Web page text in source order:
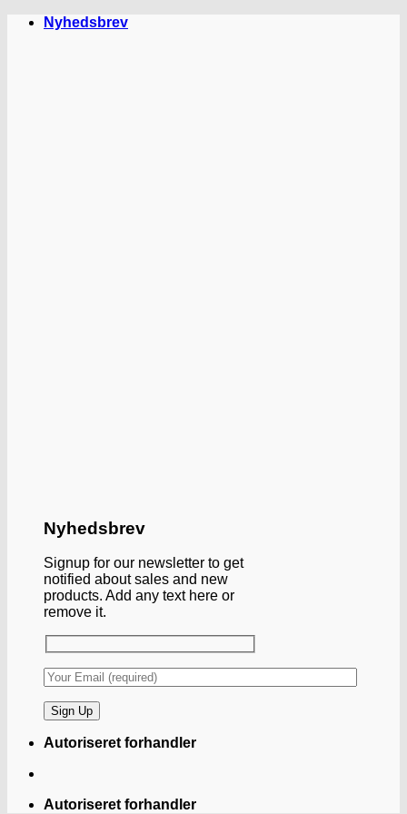
FortsætNyhedsbrev
Nyhedsbrev
Signup for our newsletter to get
notified about sales and new
products. Add any text here or
remove it.
Autoriseret forhandler
Autoriseret forhandler